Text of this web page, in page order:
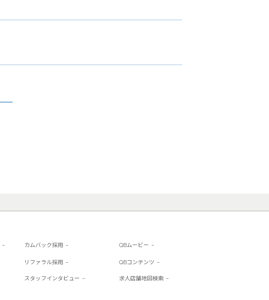
カムバック採用
リファラル採用
スタッフインタビュー
QBムービー
QBコンテンツ
求人店舗地図検索